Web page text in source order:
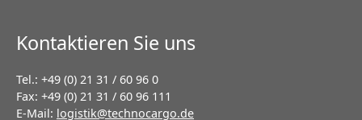
Kontaktieren Sie uns
Tel.: +49 (0) 21 31 / 60 96 0
Fax: +49 (0) 21 31 / 60 96 111
E-Mail: logistik@technocargo.de